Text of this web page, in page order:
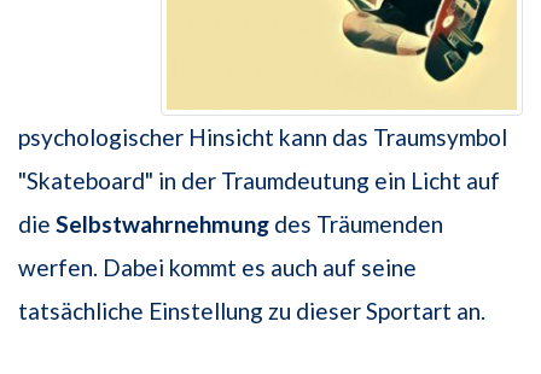
psychologischer Hinsicht kann das Traumsymbol
"Skateboard" in der Traumdeutung ein Licht auf
die Selbstwahrnehmung des Träumenden
werfen. Dabei kommt es auch auf seine
tatsächliche Einstellung zu dieser Sportart an.